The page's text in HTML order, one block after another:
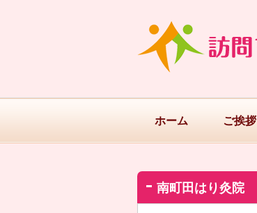
ホーム ご挨拶
南町田はり灸院